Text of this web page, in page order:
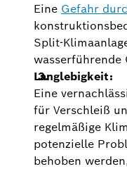
Eine Gefahr
Split-
wasserführende
Langlebigkeit:
Eine
für Verschleiß
regelmäßige
potenzielle
behoben